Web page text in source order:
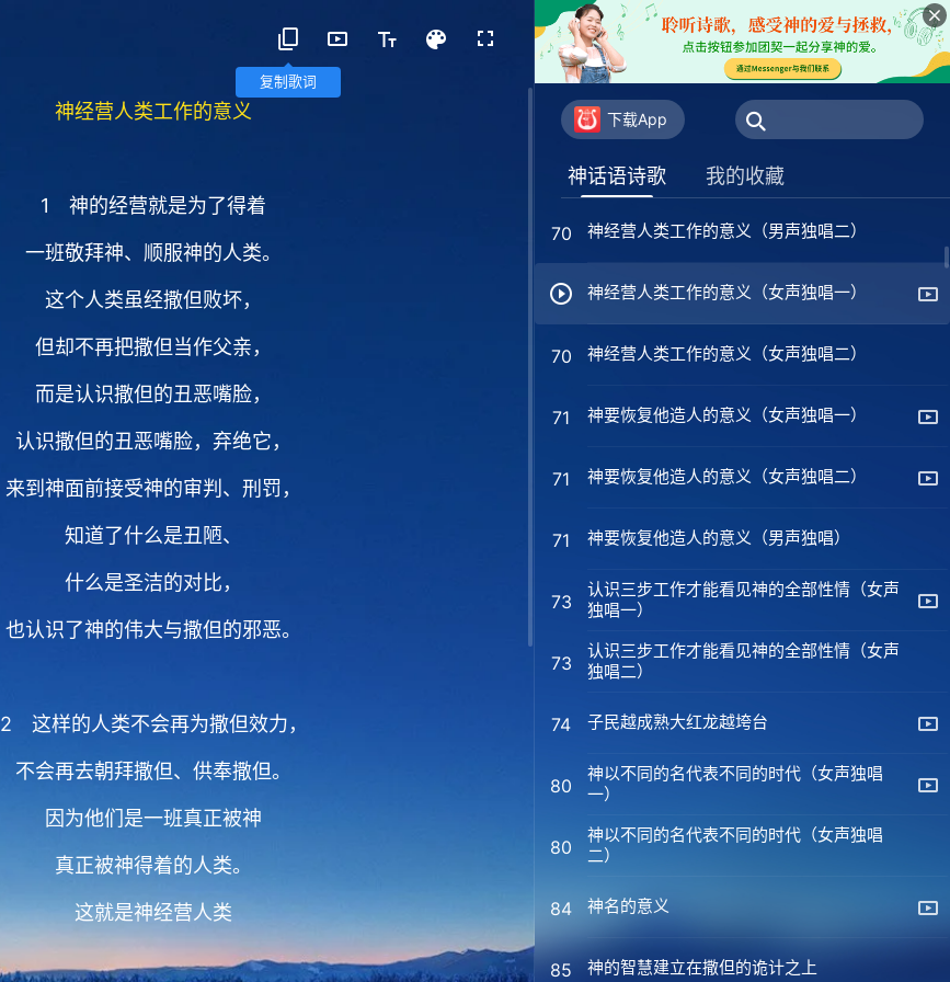
复制歌词
神经营人类工作的意义
1 神的经营就是为了得着
一班敬拜神、顺服神的人类。
这个人类虽经撒但败坏，
但却不再把撒但当作父亲，
而是认识撒但的丑恶嘴脸，
认识撒但的丑恶嘴脸，弃绝它，
来到神面前接受神的审判、刑罚，
知道了什么是丑陋、
什么是圣洁的对比，
也认识了神的伟大与撒但的邪恶。
2 这样的人类不会再为撒但效力，
不会再去朝拜撒但、供奉撒但。
因为他们是一班真正被神
真正被神得着的人类。
这就是神经营人类
神经营人类工作的意义。
下载App
神话语诗歌 我的收藏
68 神是六千年经营计划的主宰
69 神是初也是终（合唱）
70 神经营人类工作的意义（男声独唱一）
70 神经营人类工作的意义（男声独唱二）
神经营人类工作的意义（女声独唱一）
70 神经营人类工作的意义（女声独唱二）
71 神要恢复他造人的意义（女声独唱一）
71 神要恢复他造人的意义（女声独唱二）
71 神要恢复他造人的意义（男声独唱）
73
认识三步工作才能看见神的全部性情（女声
独唱一）
73
认识三步工作才能看见神的全部性情（女声
独唱二）
74 子民越成熟大红龙越垮台
80
神以不同的名代表不同的时代（女声独唱
一）
80
神以不同的名代表不同的时代（女声独唱
二）
84 神名的意义
85 神的智慧建立在撒但的诡计之上